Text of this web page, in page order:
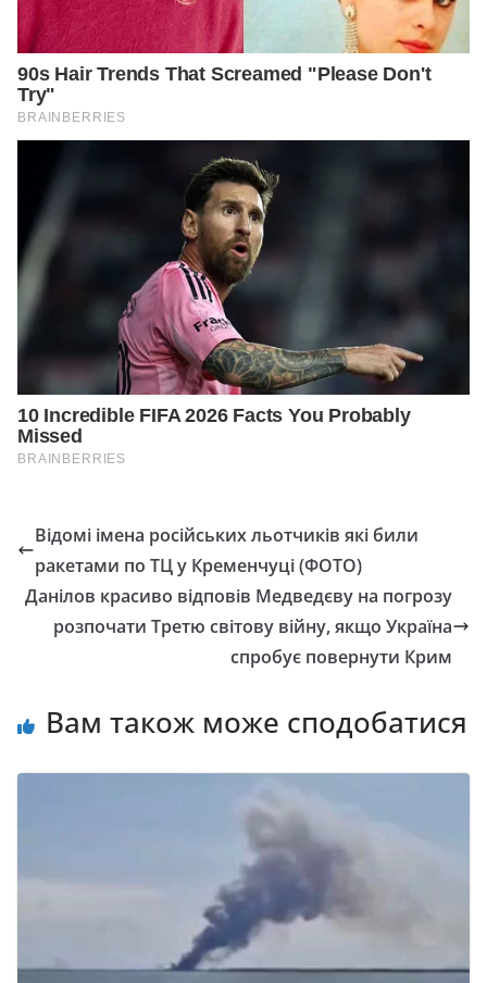
Відомі імена російських льотчиків які били
ракетами по ТЦ у Кременчуці (ФОТО)
Данілов красиво відповів Медведєву на погрозу
розпочати Третю світову війну, якщо Україна
спробує повернути Крим
Вам також може сподобатися